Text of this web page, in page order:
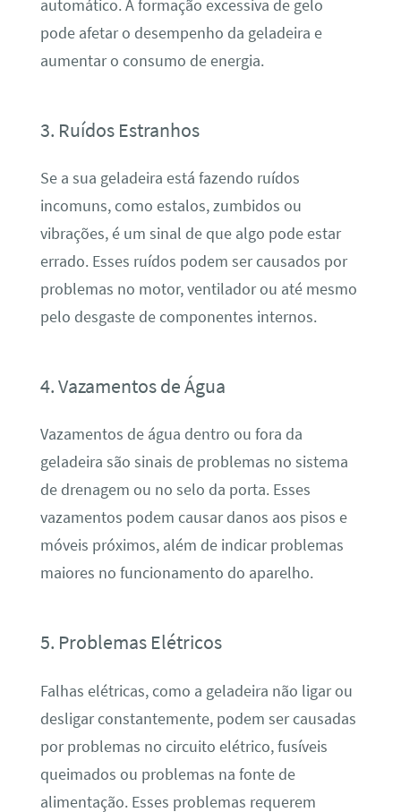
automático. A formação excessiva de gelo
pode afetar o desempenho da geladeira e
aumentar o consumo de energia.
3. Ruídos Estranhos
Se a sua geladeira está fazendo ruídos
incomuns, como estalos, zumbidos ou
vibrações, é um sinal de que algo pode estar
errado. Esses ruídos podem ser causados por
problemas no motor, ventilador ou até mesmo
pelo desgaste de componentes internos.
4. Vazamentos de Água
Vazamentos de água dentro ou fora da
geladeira são sinais de problemas no sistema
de drenagem ou no selo da porta. Esses
vazamentos podem causar danos aos pisos e
móveis próximos, além de indicar problemas
maiores no funcionamento do aparelho.
5. Problemas Elétricos
Falhas elétricas, como a geladeira não ligar ou
desligar constantemente, podem ser causadas
por problemas no circuito elétrico, fusíveis
queimados ou problemas na fonte de
alimentação. Esses problemas requerem